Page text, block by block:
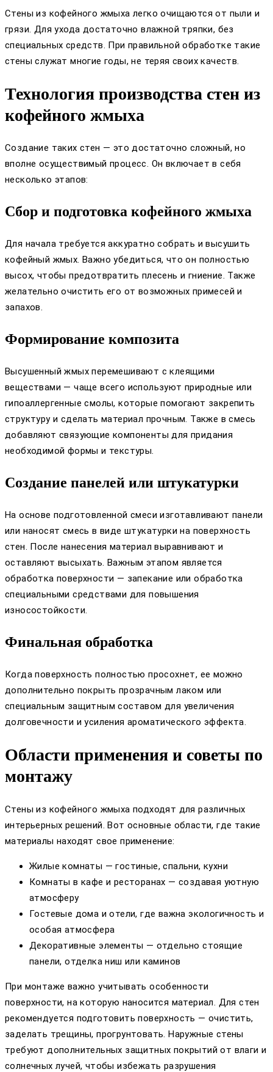
Стены из кофейного жмыха легко очищаются от пыли и
грязи. Для ухода достаточно влажной тряпки, без
специальных средств. При правильной обработке такие
стены служат многие годы, не теряя своих качеств.
Технология производства стен из
кофейного жмыха
Создание таких стен — это достаточно сложный, но
вполне осуществимый процесс. Он включает в себя
несколько этапов:
Сбор и подготовка кофейного жмыха
Для начала требуется аккуратно собрать и высушить
кофейный жмых. Важно убедиться, что он полностью
высох, чтобы предотвратить плесень и гниение. Также
желательно очистить его от возможных примесей и
запахов.
Формирование композита
Высушенный жмых перемешивают с клеящими
веществами — чаще всего используют природные или
гипоаллергенные смолы, которые помогают закрепить
структуру и сделать материал прочным. Также в смесь
добавляют связующие компоненты для придания
необходимой формы и текстуры.
Создание панелей или штукатурки
На основе подготовленной смеси изготавливают панели
или наносят смесь в виде штукатурки на поверхность
стен. После нанесения материал выравнивают и
оставляют высыхать. Важным этапом является
обработка поверхности — запекание или обработка
специальными средствами для повышения
износостойкости.
Финальная обработка
Когда поверхность полностью просохнет, ее можно
дополнительно покрыть прозрачным лаком или
специальным защитным составом для увеличения
долговечности и усиления ароматического эффекта.
Области применения и советы по
монтажу
Стены из кофейного жмыха подходят для различных
интерьерных решений. Вот основные области, где такие
материалы находят свое применение:
Жилые комнаты — гостиные, спальни, кухни
Комнаты в кафе и ресторанах — создавая уютную
атмосферу
Гостевые дома и отели, где важна экологичность и
особая атмосфера
Декоративные элементы — отдельно стоящие
панели, отделка ниш или каминов
При монтаже важно учитывать особенности
поверхности, на которую наносится материал. Для стен
рекомендуется подготовить поверхность — очистить,
заделать трещины, прогрунтовать. Наружные стены
требуют дополнительных защитных покрытий от влаги и
солнечных лучей, чтобы избежать разрушения